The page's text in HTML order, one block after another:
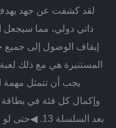
لقد كشفت عن جهد يهدف
ذاتي دولي، مما
إيقاف الوصول إلى جميع
المستنيرة هي مع ذلك
يجب أن تتمثل مهمة
وإكمال كل فئة في بطاقة
بعد السلسلة